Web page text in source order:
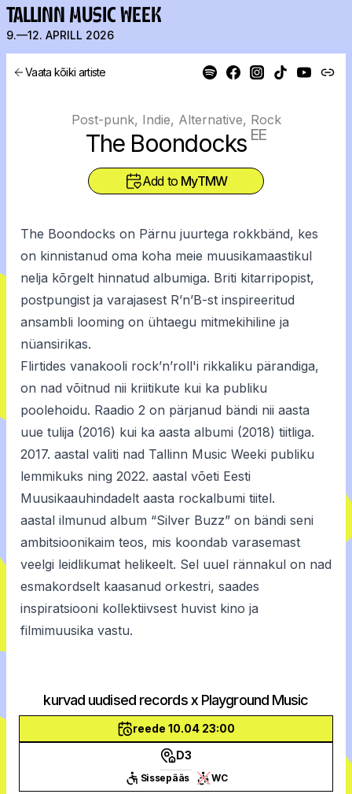
TALLINN MUSIC WEEK
9.—12. APRILL 2026
Vaata kõiki artiste
Post-punk, Indie, Alternative, Rock
The Boondocks EE
Add to MyTMW
The Boondocks on Pärnu juurtega rokkbänd, kes
on kinnistanud oma koha meie muusikamaastikul
nelja kõrgelt hinnatud albumiga. Briti kitarripopist,
postpungist ja varajasest R’n’B-st inspireeritud
ansambli looming on ühtaegu mitmekihiline ja
nüansirikas.
Flirtides vanakooli rock’n’roll'i rikkaliku pärandiga,
on nad võitnud nii kriitikute kui ka publiku
poolehoidu. Raadio 2 on pärjanud bändi nii aasta
uue tulija (2016) kui ka aasta albumi (2018) tiitliga.
2017. aastal valiti nad Tallinn Music Weeki publiku
lemmikuks ning 2022. aastal võeti Eesti
Muusikaauhindadelt aasta rockalbumi tiitel.
aastal ilmunud album “Silver Buzz” on bändi seni
ambitsioonikaim teos, mis koondab varasemast
veelgi leidlikumat helikeelt. Sel uuel rännakul on nad
esmakordselt kaasanud orkestri, saades
inspiratsiooni kollektiivsest huvist kino ja
filmimuusika vastu.
kurvad uudised records x Playground Music
reede 10.04 23:00
D3
Sissepääs WC